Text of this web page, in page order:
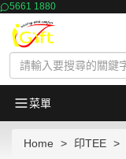
5661 1880
菜單
Home 印TEE